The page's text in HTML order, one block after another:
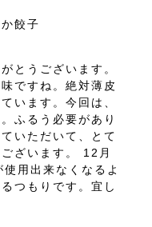
餃子
とうございます。
ですね。絶対薄皮
います。今回は、
ふるう必要があり
いただいて、とて
ざいます。 12月
用出来なくなるよ
つもりです。宜し